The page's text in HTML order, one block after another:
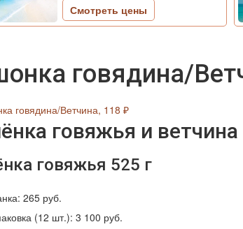
Смотреть цены
говядина/
говяжья и ветчина
говяжья 525 г
265 руб.
(12 шт.): 3 100 руб.